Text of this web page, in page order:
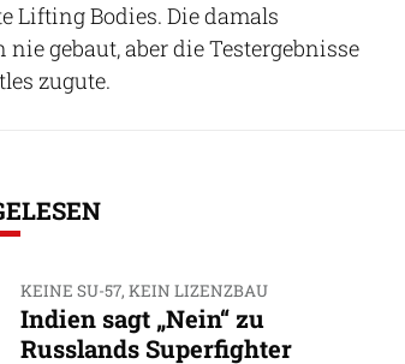
Lifting Bodies. Die damals
gebaut, aber die Testergebnisse
zugute.
KEINE SU-57, KEIN LIZENZBAU
Indien sagt „Nein“ zu
Russlands Superfighter